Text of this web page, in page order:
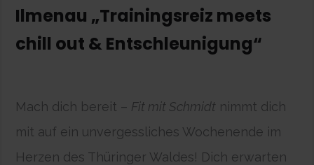
Ilmenau „Trainingsreiz meets
chill out & Entschleunigung“
Mach dich bereit – Fit mit Schmidt nimmt dich
mit auf ein unvergessliches Wochenende im
Herzen des Thüringer Waldes! Dich erwarten